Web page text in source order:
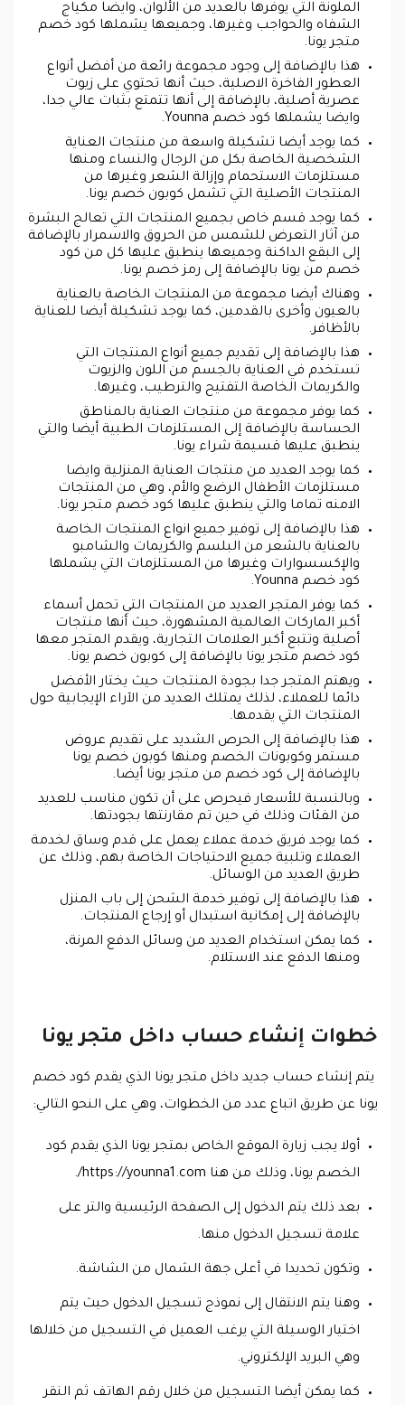
الملونة التي يوفرها بالعديد من الألوان، وايضا مكياج
الشفاه والحواجب وغيرها، وجميعها يشملها كود خصم
متجر يونا.
هذا بالإضافة إلى وجود مجموعة رائعة من أفضل أنواع
العطور الفاخرة الاصلية، حيث أنها تحتوي على زيوت
عصرية أصلية، بالإضافة إلى أنها تتمتع بثبات عالي جدا،
وايضا يشملها كود خصم Younna.
كما يوجد أيضا تشكيلة واسعة من منتجات العناية
الشخصية الخاصة بكل من الرجال والنساء ومنها
مستلزمات الاستحمام وإزالة الشعر وغيرها من
المنتجات الأصلية التي تشمل كوبون خصم يونا.
كما يوجد قسم خاص بجميع المنتجات التي تعالج البشرة
من آثار التعرض للشمس من الحروق والاسمرار بالإضافة
إلى البقع الداكنة وجميعها ينطبق عليها كل من كود
خصم من يونا بالإضافة إلى رمز خصم يونا.
وهناك أيضا مجموعة من المنتجات الخاصة بالعناية
بالعيون وأخرى بالقدمين، كما يوجد تشكيلة أيضا للعناية
بالأظافر.
هذا بالإضافة إلى تقديم جميع أنواع المنتجات التي
تستخدم في العناية بالجسم من اللون والزيوت
والكريمات الخاصة التفتيح والترطيب، وغيرها.
كما يوفر مجموعة من منتجات العناية بالمناطق
الحساسة بالإضافة إلى المستلزمات الطبية أيضا والتي
ينطبق عليها قسيمة شراء يونا.
كما يوجد العديد من منتجات العناية المنزلية وايضا
مستلزمات الأطفال الرضع والأم، وهي من المنتجات
الامنه تماما والتي ينطبق عليها كود خصم متجر يونا.
هذا بالإضافة إلى توفير جميع انواع المنتجات الخاصة
بالعناية بالشعر من البلسم والكريمات والشامبو
والإكسسوارات وغيرها من المستلزمات التي يشملها
كود خصم Younna.
كما يوفر المتجر العديد من المنتجات التي تحمل أسماء
أكبر الماركات العالمية المشهورة، حيث أنها منتجات
أصلية وتتبع أكبر العلامات التجارية، ويقدم المتجر معها
كود خصم متجر يونا بالإضافة إلى كوبون خصم يونا.
ويهتم المتجر جدا بجودة المنتجات حيث يختار الأفضل
دائما للعملاء، لذلك يمتلك العديد من الآراء الإيجابية حول
المنتجات التي يقدمها.
هذا بالإضافة إلى الحرص الشديد على تقديم عروض
مستمر وكوبونات الخصم ومنها كوبون خصم يونا
بالإضافة إلى كود خصم من متجر يونا أيضا.
وبالنسبة للأسعار فيحرص على أن تكون مناسب للعديد
من الفئات وذلك في حين تم مقارنتها بجودتها.
كما يوجد فريق خدمة عملاء يعمل على قدم وساق لخدمة
العملاء وتلبية جميع الاحتياجات الخاصة بهم، وذلك عن
طريق العديد من الوسائل.
هذا بالإضافة إلى توفير خدمة الشحن إلى باب المنزل
بالإضافة إلى إمكانية استبدال أو إرجاع المنتجات.
كما يمكن استخدام العديد من وسائل الدفع المرنة،
ومنها الدفع عند الاستلام.
خطوات إنشاء حساب داخل متجر يونا
يتم إنشاء حساب جديد داخل متجر يونا الذي يقدم كود خصم
يونا عن طريق اتباع عدد من الخطوات، وهي على النحو التالي:
أولا يجب زيارة الموقع الخاص بمتجر يونا الذي يقدم كود
الخصم يونا، وذلك من هنا https://younna1.com/.
بعد ذلك يتم الدخول إلى الصفحة الرئيسية والتر على
علامة تسجيل الدخول منها.
وتكون تحديدا في أعلى جهة الشمال من الشاشة.
وهنا يتم الانتقال إلى نموذج تسجيل الدخول حيث يتم
اختيار الوسيلة التي يرغب العميل في التسجيل من خلالها
وهي البريد الإلكتروني.
كما يمكن أيضا التسجيل من خلال رقم الهاتف ثم النقر